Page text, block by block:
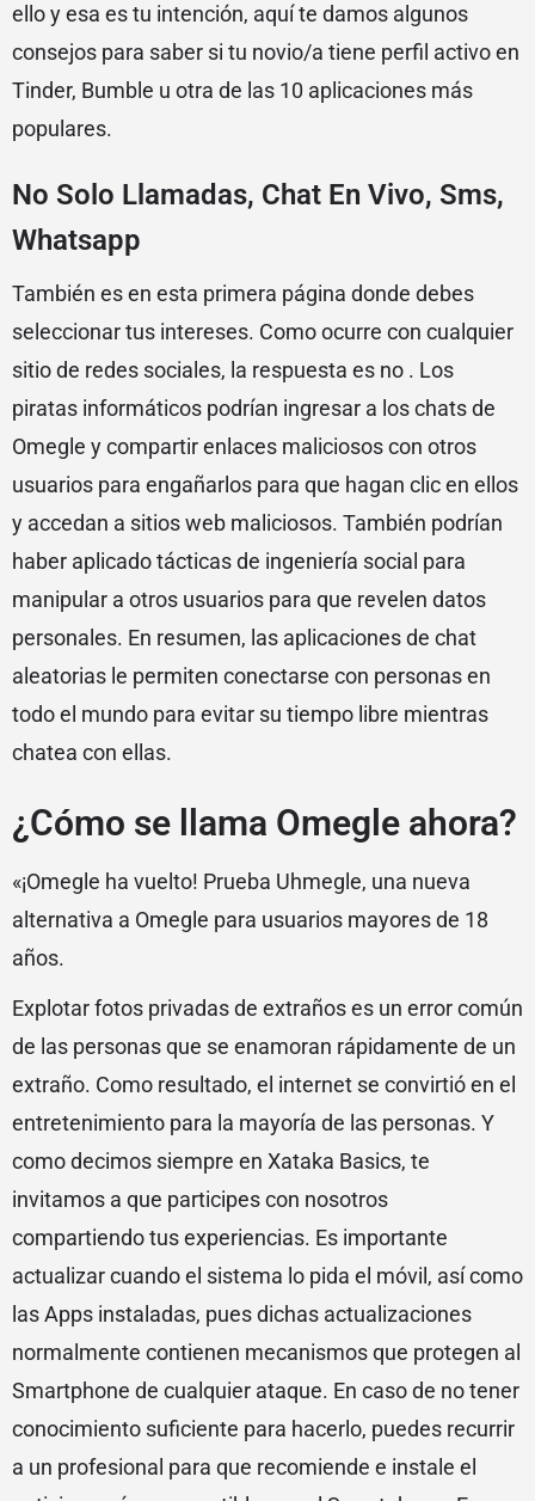
ello y esa es tu intención, aquí te damos algunos
consejos para saber si tu novio/a tiene perfil activo en
Tinder, Bumble u otra de las 10 aplicaciones más
populares.
No Solo Llamadas, Chat En Vivo, Sms,
Whatsapp
También es en esta primera página donde debes
seleccionar tus intereses. Como ocurre con cualquier
sitio de redes sociales, la respuesta es no . Los
piratas informáticos podrían ingresar a los chats de
Omegle y compartir enlaces maliciosos con otros
usuarios para engañarlos para que hagan clic en ellos
y accedan a sitios web maliciosos. También podrían
haber aplicado tácticas de ingeniería social para
manipular a otros usuarios para que revelen datos
personales. En resumen, las aplicaciones de chat
aleatorias le permiten conectarse con personas en
todo el mundo para evitar su tiempo libre mientras
chatea con ellas.
¿Cómo se llama Omegle ahora?
«¡Omegle ha vuelto! Prueba Uhmegle, una nueva
alternativa a Omegle para usuarios mayores de 18
años.
Explotar fotos privadas de extraños es un error común
de las personas que se enamoran rápidamente de un
extraño. Como resultado, el internet se convirtió en el
entretenimiento para la mayoría de las personas. Y
como decimos siempre en Xataka Basics, te
invitamos a que participes con nosotros
compartiendo tus experiencias. Es importante
actualizar cuando el sistema lo pida el móvil, así como
las Apps instaladas, pues dichas actualizaciones
normalmente contienen mecanismos que protegen al
Smartphone de cualquier ataque. En caso de no tener
conocimiento suficiente para hacerlo, puedes recurrir
a un profesional para que recomiende e instale el